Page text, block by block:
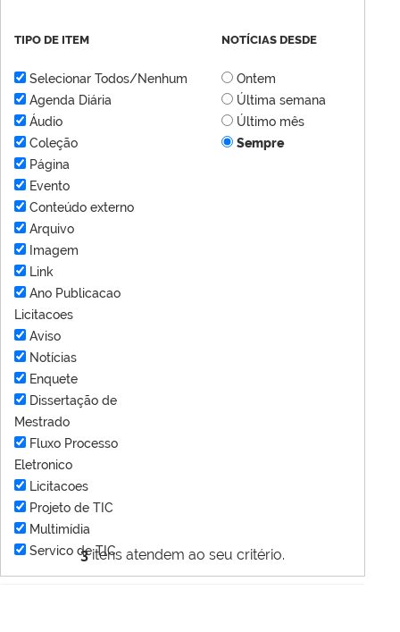
3itens atendem ao seu critério.
TIPO DE ITEM
Selecionar Todos/Nenhum
Agenda Diária
Áudio
Coleção
Página
Evento
Conteúdo externo
Arquivo
Imagem
Link
Ano Publicacao
Licitacoes
Aviso
Notícias
Enquete
Dissertação de
Mestrado
Fluxo Processo
Eletronico
Licitacoes
Projeto de TIC
Multimídia
Servico de TIC
NOTÍCIAS DESDE
Ontem
Última semana
Último mês
Sempre